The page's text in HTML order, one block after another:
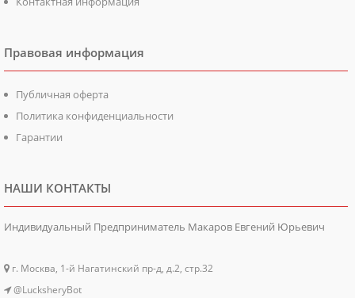
Правовая информация
Публичная оферта
Политика конфиденциальности
Гарантии
НАШИ КОНТАКТЫ
Индивидуальный Предприниматель Макаров Евгений Юрьевич
г. Москва, 1-й Нагатинский пр-д, д.2, стр.32
@LucksheryBot